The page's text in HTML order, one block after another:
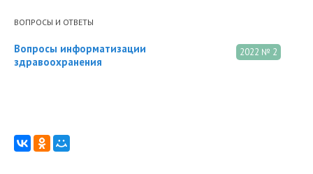
ВОПРОСЫ И ОТВЕТЫ
2022 № 2
Вопросы информатизации
здравоохранения